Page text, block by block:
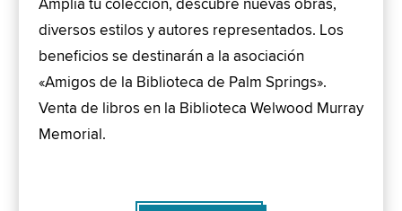
Amplía tu colección, descubre nuevas obras,
diversos estilos y autores representados. Los
beneficios se destinarán a la asociación
«Amigos de la Biblioteca de Palm Springs».
Venta de libros en la Biblioteca Welwood Murray
Memorial.